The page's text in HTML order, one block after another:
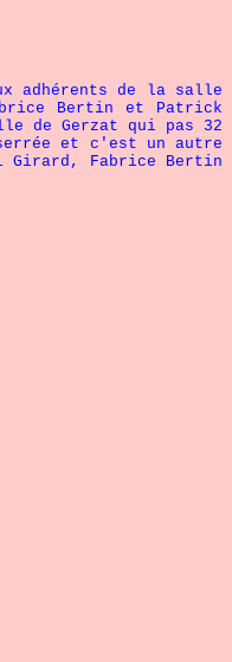
adhérents de la salle
Bertin et Patrick
de Gerzat qui pas 32
et c'est un autre
Girard, Fabrice Bertin